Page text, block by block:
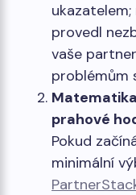
provedl
vaše
problémům
prahové
Pokud
minimální